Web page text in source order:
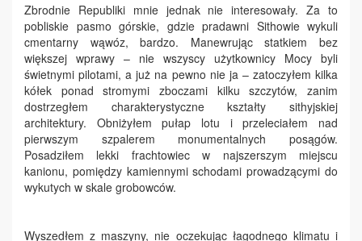
Zbrodnie Republiki mnie jednak nie interesowały. Za to
pobliskie pasmo górskie, gdzie pradawni Sithowie wykuli
cmentarny wąwóz, bardzo. Manewrując statkiem bez
większej wprawy – nie wszyscy użytkownicy Mocy byli
świetnymi pilotami, a już na pewno nie ja – zatoczyłem kilka
kółek ponad stromymi zboczami kilku szczytów, zanim
dostrzegłem charakterystyczne kształty sithyjskiej
architektury. Obniżyłem pułap lotu i przeleciałem nad
pierwszym szpalerem monumentalnych posągów.
Posadziłem lekki frachtowiec w najszerszym miejscu
kanionu, pomiędzy kamiennymi schodami prowadzącymi do
wykutych w skale grobowców.
Wyszedłem z maszyny, nie oczekując łagodnego klimatu i